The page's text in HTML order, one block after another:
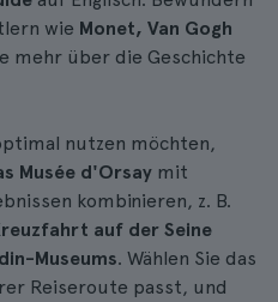
wie Monet, Van Gogh
mehr über die Geschichte
nutzen möchten,
Musée d'Orsay mit
kombinieren, z. B.
auf der Seine
Museums. Wählen Sie das
Reiseroute passt, und